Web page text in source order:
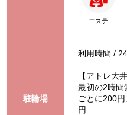
エステ
駐輪場
利用時間 /
【アトレ大井
最初の2時
ごとに200
円